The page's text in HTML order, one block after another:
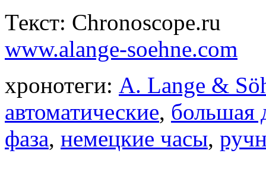
Текст: Chronoscope.ru
www.alange-soehne.com
хронотеги: A. Lange &
автоматические, большая
фаза, немецкие часы,